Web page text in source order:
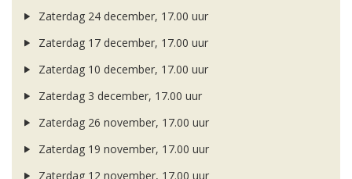
Zaterdag 24 december, 17.00 uur
Zaterdag 17 december, 17.00 uur
Zaterdag 10 december, 17.00 uur
Zaterdag 3 december, 17.00 uur
Zaterdag 26 november, 17.00 uur
Zaterdag 19 november, 17.00 uur
Zaterdag 12 november, 17.00 uur